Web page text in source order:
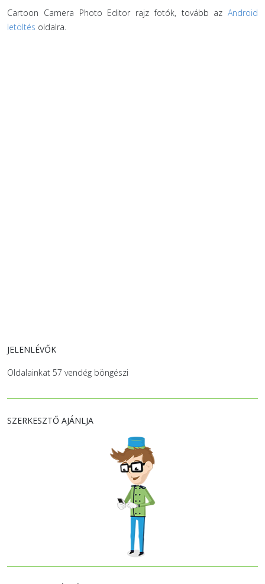
Cartoon Camera Photo Editor rajz fotók, tovább az Android
letöltés oldalra.
JELENLÉVŐK
Oldalainkat 57 vendég böngészi
SZERKESZTŐ AJÁNLJA